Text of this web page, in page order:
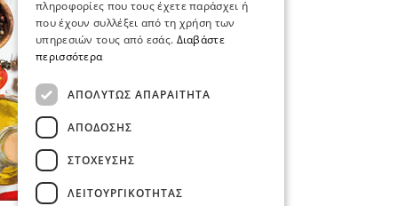
πληροφορίες που τους έχετε παράσχει ή
που έχουν συλλέξει από τη χρήση των
υπηρεσιών τους από εσάς. Διαβάστε
περισσότερα
ΑΠΟΛΎΤΩΣ ΑΠΑΡΑΊΤΗΤΑ
ΑΠΌΔΟΣΗΣ
ΣΤΌΧΕΥΣΗΣ
ΛΕΙΤΟΥΡΓΙΚΌΤΗΤΑΣ